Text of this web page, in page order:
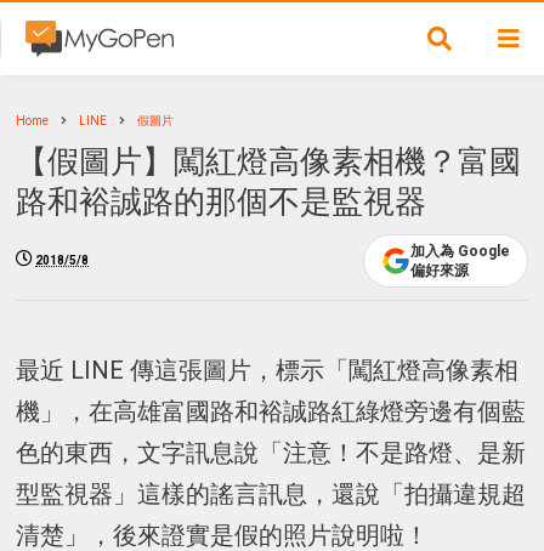
Home LINE 假圖片
【假圖片】闖紅燈高像素相機？富國
路和裕誠路的那個不是監視器
2018/5/8
加入為 Google
偏好來源
最近 LINE 傳這張圖片，標示「闖紅燈高像素相
機」，在高雄富國路和裕誠路紅綠燈旁邊有個藍
色的東西，文字訊息說「注意！不是路燈、是新
型監視器」這樣的謠言訊息，還說「拍攝違規超
清楚」，後來證實是假的照片說明啦！